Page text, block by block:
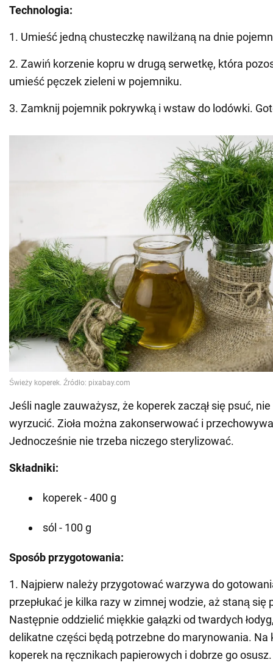
Technologia:
1. Umieść jedną chusteczkę nawilżaną na dnie
2. Zawiń korzenie kopru w drugą serwetkę, która
umieść pęczek zieleni w pojemniku.
3. Zamknij pojemnik pokrywką i wstaw do lodówki.
Jeśli nagle zauważysz, że koperek zaczął się psuć,
wyrzucić. Zioła można zakonserwować i
Jednocześnie nie trzeba niczego sterylizować.
Składniki:
koperek - 400 g
sól - 100 g
Sposób przygotowania:
1. Najpierw należy przygotować warzywa do
przepłukać je kilka razy w zimnej wodzie, aż staną się
Następnie oddzielić miękkie gałązki od twardych
delikatne części będą potrzebne do marynowania. Na
koperek na ręcznikach papierowych i dobrze go osusz.